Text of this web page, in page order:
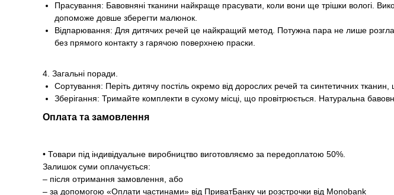
Прасування: Бавовняні тканини найкраще прасувати, коли вони ще трішки вологі.
допоможе довше зберегти малюнок.
Відпарювання: Для дитячих речей це найкращий метод. Потужна пара не лише
без прямого контакту з гарячою поверхнею праски.
4. Загальні поради.
Сортування: Періть дитячу постіль окремо від дорослих речей та синтетичних
Зберігання: Тримайте комплекти в сухому місці, що провітрюється. Натуральна
Оплата та замовлення
• Товари під індивідуальне виробництво виготовляємо за передоплатою 50%.
Залишок суми оплачується:
– після отримання замовлення, або
– за допомогою «Оплати частинами» від ПриватБанку чи розстрочки від Monobank